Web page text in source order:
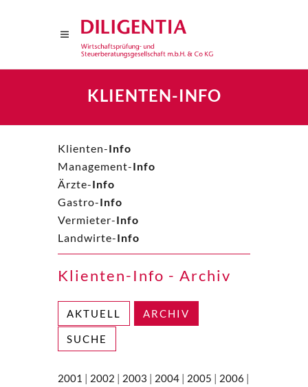
KLIENTEN-INFO
Klienten-Info
Management-Info
Ärzte-Info
Gastro-Info
Vermieter-Info
Landwirte-Info
Klienten-Info - Archiv
AKTUELL ARCHIV
SUCHE
2001 | 2002 | 2003 | 2004 | 2005 | 2006 |